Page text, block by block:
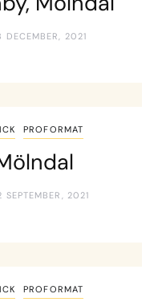
DECEMBER, 2021
PROFORMAT
SEPTEMBER, 2021
PROFORMAT